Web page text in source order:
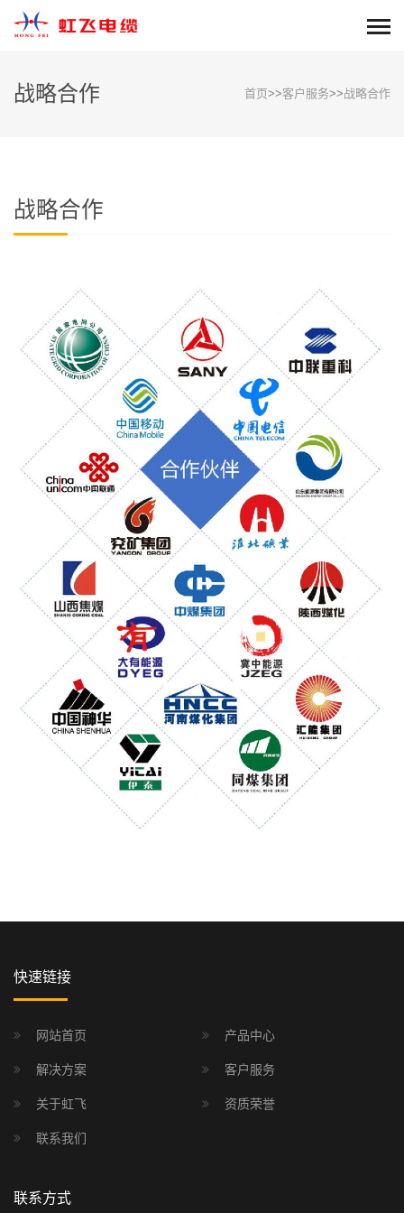
战略合作 首页>>客户服务>>战略合作
战略合作
快速链接
网站首页 产品中心
解决方案 客户服务
关于虹飞 资质荣誉
联系我们
联系方式